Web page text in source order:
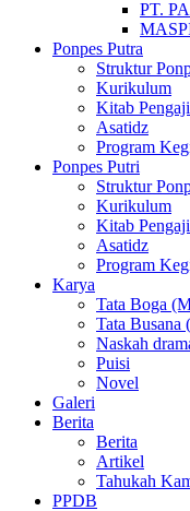
PT.
Ponpes Putra
Struktur
Kurikulum
Kitab
Asatidz
Program
Ponpes Putri
Struktur
Kurikulum
Kitab
Asatidz
Program
Karya
Tata Boga
Tata Busana
Naskah
Puisi
Novel
Galeri
Berita
Berita
Artikel
Tahukah
PPDB